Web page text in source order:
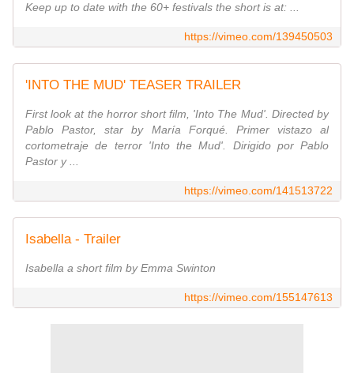
Keep up to date with the 60+ festivals the short is at: ...
https://vimeo.com/139450503
'INTO THE MUD' TEASER TRAILER
First look at the horror short film, 'Into The Mud'. Directed by
Pablo Pastor, star by María Forqué. Primer vistazo al
cortometraje de terror 'Into the Mud'. Dirigido por Pablo
Pastor y ...
https://vimeo.com/141513722
Isabella - Trailer
Isabella a short film by Emma Swinton
https://vimeo.com/155147613